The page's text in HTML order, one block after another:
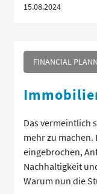
15.08.2024
FINANCIAL
Das vermeintlich
mehr zu
eingebrochen,
Nachhaltigkeit
Warum nun die